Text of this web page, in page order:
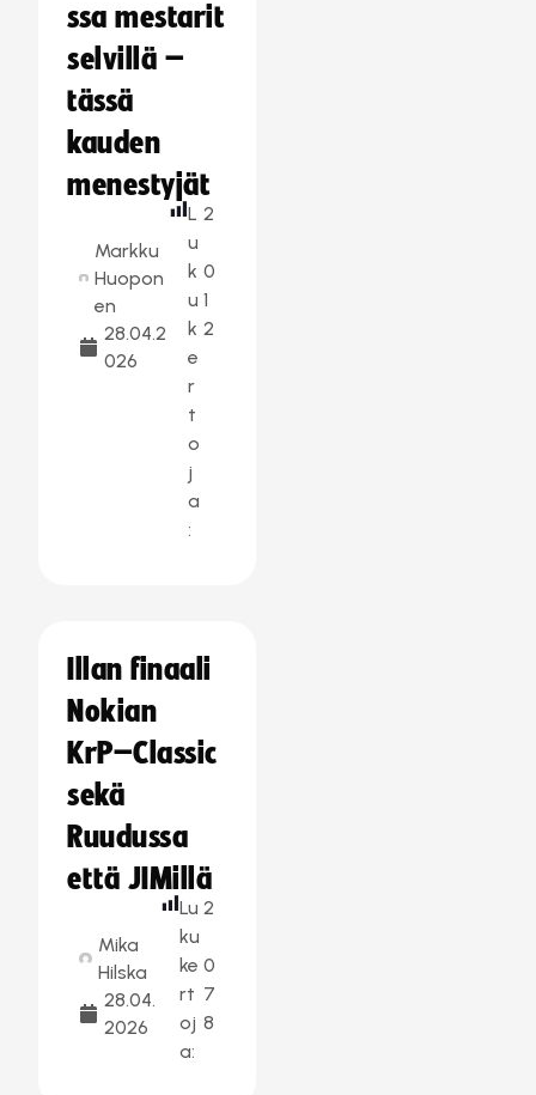
ssa mestarit
selvillä –
tässä
kauden
menestyjät
Markku
Huopon
en
28.04.2
026
L
u
k
u
k
e
r
t
o
j
a
:
2
0
1
2
Illan finaali
Nokian
KrP–Classic
sekä
Ruudussa
että JIMillä
Mika
Hilska
28.04.
2026
Lu
ku
ke
rt
oj
a:
2
0
7
8